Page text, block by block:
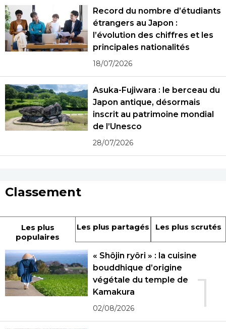
Record du nombre d’étudiants
étrangers au Japon :
l’évolution des chiffres et les
principales nationalités
18/07/2026
Asuka-Fujiwara : le berceau du
Japon antique, désormais
inscrit au patrimoine mondial
de l’Unesco
28/07/2026
Classement
Les plus
populaires
Les plus partagés Les plus scrutés
1
« Shôjin ryôri » : la cuisine
bouddhique d’origine
végétale du temple de
Kamakura
02/08/2026